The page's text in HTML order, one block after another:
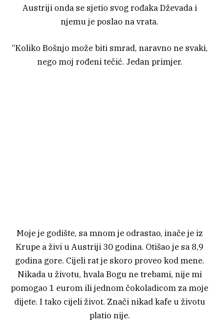
Austriji onda se sjetio svog rođaka Dževada i
njemu je poslao na vrata.
“Koliko Bošnjo može biti smrad, naravno ne svaki,
nego moj rođeni tečić. Jedan primjer.
Moje je godište, sa mnom je odrastao, inače je iz
Krupe a živi u Austriji 30 godina. Otišao je sa 8,9
godina gore. Cijeli rat je skoro proveo kod mene.
Nikada u životu, hvala Bogu ne trebami, nije mi
pomogao 1 eurom ili jednom čokoladicom za moje
dijete. I tako cijeli život. Znači nikad kafe u životu
platio nije.